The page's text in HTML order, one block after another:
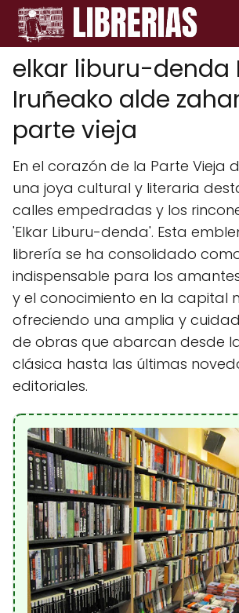
elkar liburu-denda
Iruñeako alde
parte vieja
En el corazón de la Parte Vieja
una joya cultural y literaria
calles empedradas y los
'Elkar Liburu-denda'. Esta
librería se ha consolidado
indispensable para los
y el conocimiento en la capital
ofreciendo una amplia y
de obras que abarcan desde
clásica hasta las últimas
editoriales.